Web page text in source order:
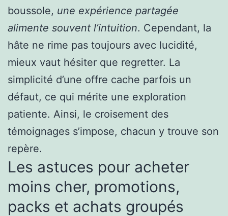
boussole, une expérience partagée
alimente souvent l’intuition. Cependant, la
hâte ne rime pas toujours avec lucidité,
mieux vaut hésiter que regretter. La
simplicité d’une offre cache parfois un
défaut, ce qui mérite une exploration
patiente. Ainsi, le croisement des
témoignages s’impose, chacun y trouve son
repère.
Les astuces pour acheter
moins cher, promotions,
packs et achats groupés